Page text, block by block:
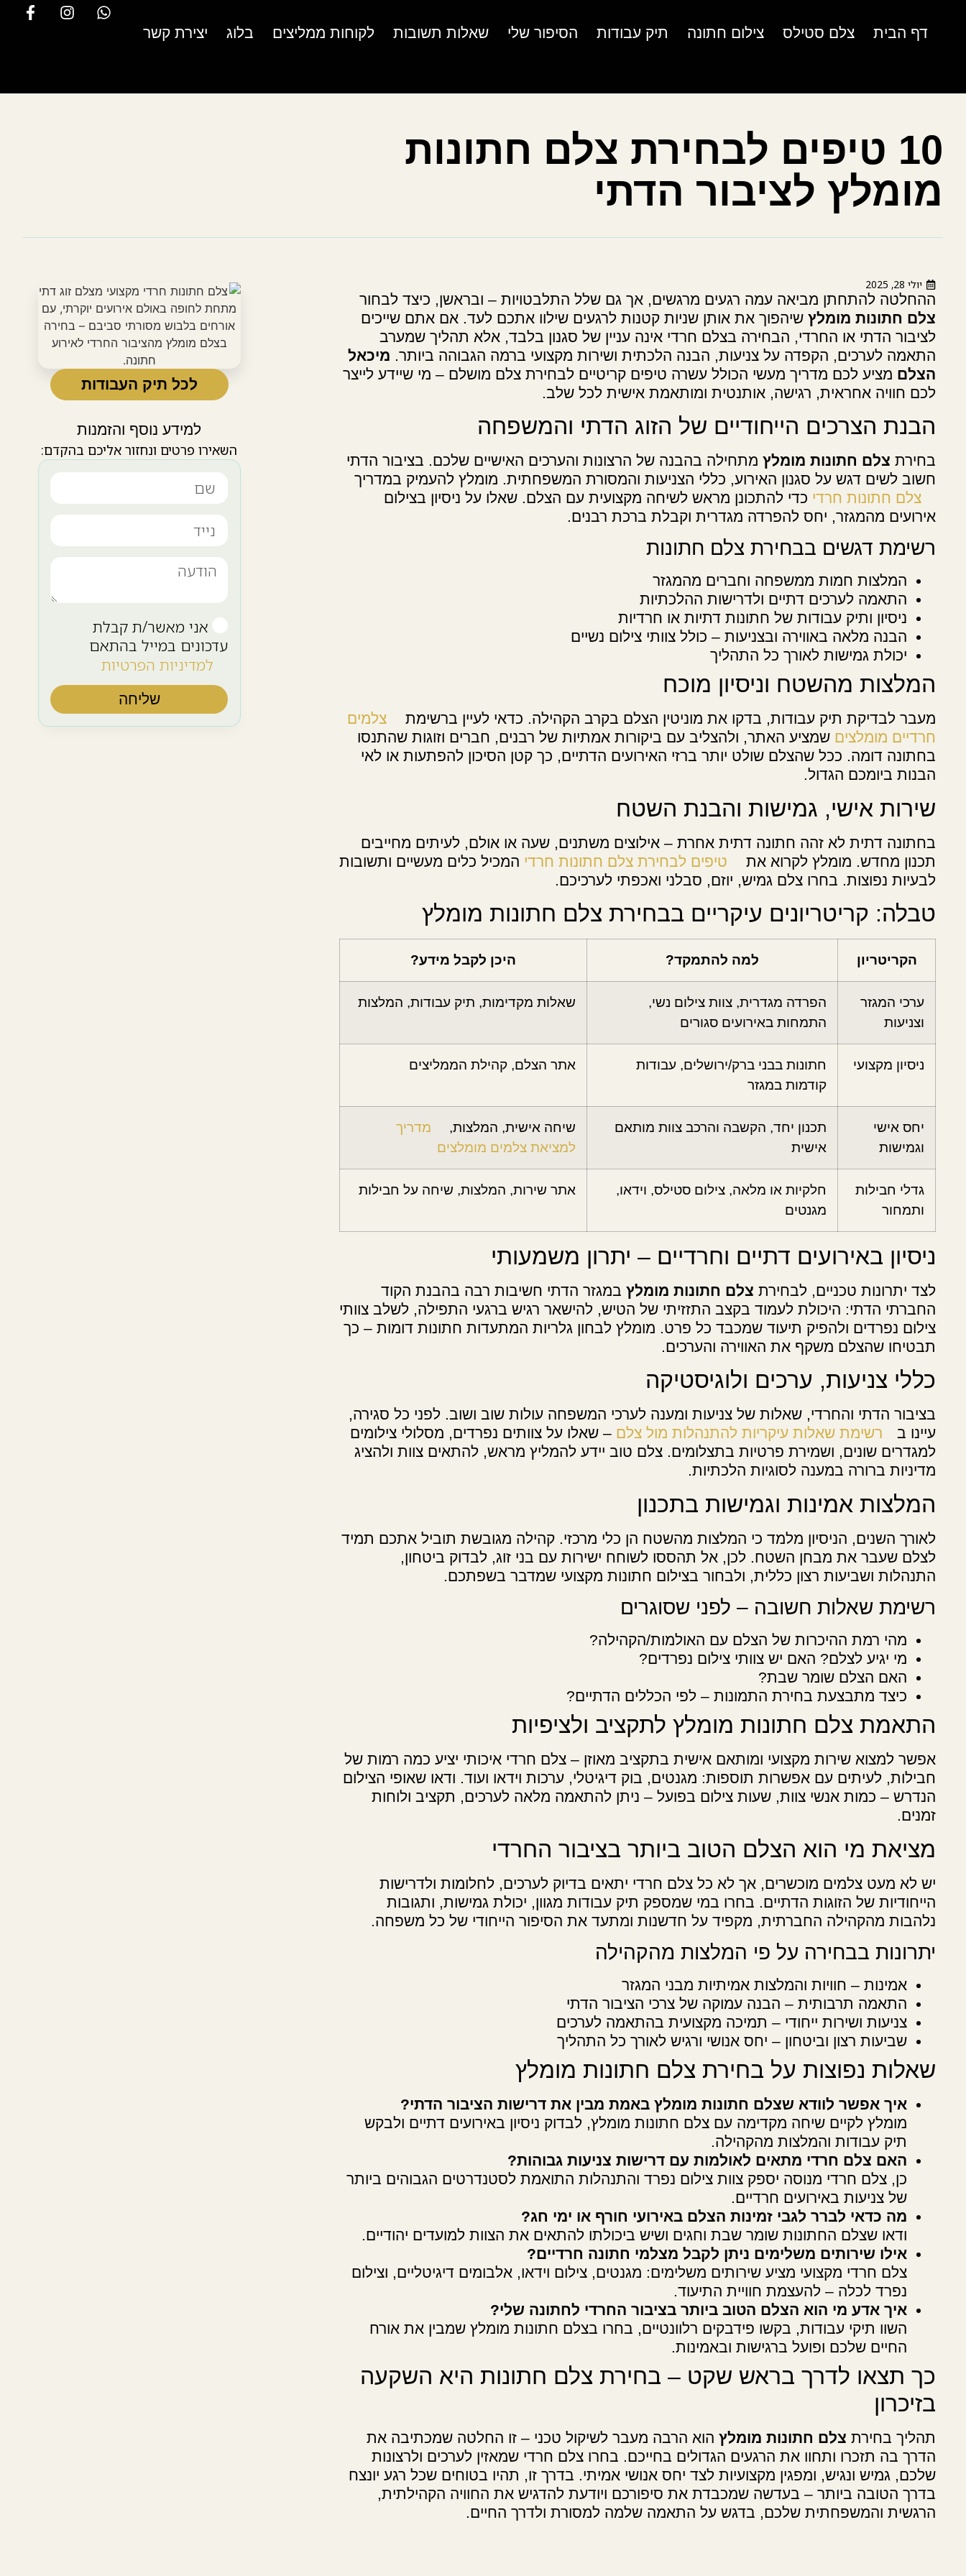
דף הבית צלם סטילס צילום חתונה תיק עבודות הסיפור שלי שאלות תשובות לקוחות ממליצים בלוג יצירת קשר
10 טיפים לבחירת צלם חתונות
מומלץ לציבור הדתי
יולי 28, 2025
ההחלטה להתחתן מביאה עמה רגעים מרגשים, אך גם שלל התלבטויות – ובראשן, כיצד לבחור
צלם חתונות מומלץ שיהפוך את אותן שניות קטנות לרגעים שילוו אתכם לעד. אם אתם שייכים
לציבור הדתי או החרדי, הבחירה בצלם חרדי אינה עניין של סגנון בלבד, אלא תהליך שמערב
התאמה לערכים, הקפדה על צניעות, הבנה הלכתית ושירות מקצועי ברמה הגבוהה ביותר. מיכאל
הצלם מציע לכם מדריך מעשי הכולל עשרה טיפים קריטיים לבחירת צלם מושלם – מי שיידע לייצר
לכם חוויה אחראית, רגישה, אותנטית ומותאמת אישית לכל שלב.
הבנת הצרכים הייחודיים של הזוג הדתי והמשפחה
בחירת צלם חתונות מומלץ מתחילה בהבנה של הרצונות והערכים האישיים שלכם. בציבור הדתי
חשוב לשים דגש על סגנון האירוע, כללי הצניעות והמסורת המשפחתית. מומלץ להעמיק במדריך
צלם חתונות חרדי כדי להתכונן מראש לשיחה מקצועית עם הצלם. שאלו על ניסיון בצילום
אירועים מהמגזר, יחס להפרדה מגדרית וקבלת ברכת רבנים.
רשימת דגשים בבחירת צלם חתונות
המלצות חמות ממשפחה וחברים מהמגזר
התאמה לערכים דתיים ולדרישות ההלכתיות
ניסיון ותיק עבודות של חתונות דתיות או חרדיות
הבנה מלאה באווירה ובצניעות – כולל צוותי צילום נשיים
יכולת גמישות לאורך כל התהליך
המלצות מהשטח וניסיון מוכח
מעבר לבדיקת תיק עבודות, בדקו את מוניטין הצלם בקרב הקהילה. כדאי לעיין ברשימת
צלמים
חרדיים מומלצים שמציע האתר, ולהצליב עם ביקורות אמתיות של רבנים, חברים וזוגות שהתנסו
בחתונה דומה. ככל שהצלם שולט יותר ברזי האירועים הדתיים, כך קטן הסיכון להפתעות או לאי
הבנות ביומכם הגדול.
שירות אישי, גמישות והבנת השטח
בחתונה דתית לא זהה חתונה דתית אחרת – אילוצים משתנים, שעה או אולם, לעיתים מחייבים
תכנון מחדש. מומלץ לקרוא את
טיפים לבחירת צלם חתונות חרדי המכיל כלים מעשיים ותשובות
לבעיות נפוצות. בחרו צלם גמיש, יוזם, סבלני ואכפתי לערכיכם.
טבלה: קריטריונים עיקריים בבחירת צלם חתונות מומלץ
הקריטריון למה להתמקד? היכן לקבל מידע?
ערכי המגזר
וצניעות
הפרדה מגדרית, צוות צילום נשי,
התמחות באירועים סגורים
שאלות מקדימות, תיק עבודות, המלצות
ניסיון מקצועי
חתונות בבני ברק/ירושלים, עבודות
קודמות במגזר
אתר הצלם, קהילת הממליצים
יחס אישי
וגמישות
תכנון יחד, הקשבה והרכב צוות מותאם
אישית
שיחה אישית, המלצות,
מדריך
למציאת צלמים מומלצים
גדלי חבילות
ותמחור
חלקיות או מלאה, צילום סטילס, וידאו,
מגנטים
אתר שירות, המלצות, שיחה על חבילות
ניסיון באירועים דתיים וחרדיים – יתרון משמעותי
לצד יתרונות טכניים, לבחירת צלם חתונות מומלץ במגזר הדתי חשיבות רבה בהבנת הקוד
החברתי הדתי: היכולת לעמוד בקצב התזזיתי של הטיש, להישאר רגיש ברגעי התפילה, לשלב צוותי
צילום נפרדים ולהפיק תיעוד שמכבד כל פרט. מומלץ לבחון גלריות המתעדות חתונות דומות – כך
תבטיחו שהצלם משקף את האווירה והערכים.
כללי צניעות, ערכים ולוגיסטיקה
בציבור הדתי והחרדי, שאלות של צניעות ומענה לערכי המשפחה עולות שוב ושוב. לפני כל סגירה,
עיינו ב
רשימת שאלות עיקריות להתנהלות מול צלם – שאלו על צוותים נפרדים, מסלולי צילומים
למגדרים שונים, ושמירת פרטיות בתצלומים. צלם טוב יידע להמליץ מראש, להתאים צוות ולהציג
מדיניות ברורה במענה לסוגיות הלכתיות.
המלצות אמינות וגמישות בתכנון
לאורך השנים, הניסיון מלמד כי המלצות מהשטח הן כלי מרכזי. קהילה מגובשת תוביל אתכם תמיד
לצלם שעבר את מבחן השטח. לכן, אל תהססו לשוחח ישירות עם בני זוג, לבדוק ביטחון,
התנהלות ושביעות רצון כללית, ולבחור בצילום חתונות מקצועי שמדבר בשפתכם.
רשימת שאלות חשובה – לפני שסוגרים
מהי רמת ההיכרות של הצלם עם האולמות/הקהילה?
מי יגיע לצלם? האם יש צוותי צילום נפרדים?
האם הצלם שומר שבת?
כיצד מתבצעת בחירת התמונות – לפי הכללים הדתיים?
התאמת צלם חתונות מומלץ לתקציב ולציפיות
אפשר למצוא שירות מקצועי ומותאם אישית בתקציב מאוזן – צלם חרדי איכותי יציע כמה רמות של
חבילות, לעיתים עם אפשרות תוספות: מגנטים, בוק דיגיטלי, ערכות וידאו ועוד. ודאו שאופי הצילום
הנדרש – כמות אנשי צוות, שעות צילום בפועל – ניתן להתאמה מלאה לערכים, תקציב ולוחות
זמנים.
מציאת מי הוא הצלם הטוב ביותר בציבור החרדי
יש לא מעט צלמים מוכשרים, אך לא כל צלם חרדי יתאים בדיוק לערכים, לחלומות ולדרישות
הייחודיות של הזוגות הדתיים. בחרו במי שמספק תיק עבודות מגוון, יכולת גמישות, ותגובות
נלהבות מהקהילה החברתית, מקפיד על חדשנות ומתעד את הסיפור הייחודי של כל משפחה.
יתרונות בבחירה על פי המלצות מהקהילה
אמינות – חוויות והמלצות אמיתיות מבני המגזר
התאמה תרבותית – הבנה עמוקה של צרכי הציבור הדתי
צניעות ושירות ייחודי – תמיכה מקצועית בהתאמה לערכים
שביעות רצון וביטחון – יחס אנושי ורגיש לאורך כל התהליך
שאלות נפוצות על בחירת צלם חתונות מומלץ
איך אפשר לוודא שצלם חתונות מומלץ באמת מבין את דרישות הציבור הדתי?
מומלץ לקיים שיחה מקדימה עם צלם חתונות מומלץ, לבדוק ניסיון באירועים דתיים ולבקש
תיק עבודות והמלצות מהקהילה.
האם צלם חרדי מתאים לאולמות עם דרישות צניעות גבוהות?
כן, צלם חרדי מנוסה יספק צוות צילום נפרד והתנהלות התואמת לסטנדרטים הגבוהים ביותר
של צניעות באירועים חרדיים.
מה כדאי לברר לגבי זמינות הצלם באירועי חורף או ימי חג?
ודאו שצלם החתונות שומר שבת וחגים ושיש ביכולתו להתאים את הצוות למועדים יהודיים.
אילו שירותים משלימים ניתן לקבל מצלמי חתונה חרדיים?
צלם חרדי מקצועי מציע שירותים משלימים: מגנטים, צילום וידאו, אלבומים דיגיטליים, וצילום
נפרד לכלה – להעצמת חוויית התיעוד.
איך אדע מי הוא הצלם הטוב ביותר בציבור החרדי לחתונה שלי?
השוו תיקי עבודות, בקשו פידבקים רלוונטיים, בחרו בצלם חתונות מומלץ שמבין את אורח
החיים שלכם ופועל ברגישות ובאמינות.
כך תצאו לדרך בראש שקט – בחירת צלם חתונות היא השקעה
בזיכרון
תהליך בחירת צלם חתונות מומלץ הוא הרבה מעבר לשיקול טכני – זו החלטה שמכתיבה את
הדרך בה תזכרו ותחוו את הרגעים הגדולים בחייכם. בחרו צלם חרדי שמאזין לערכים ולרצונות
שלכם, גמיש ונגיש, ומפגין מקצועיות לצד יחס אנושי אמיתי. בדרך זו, תהיו בטוחים שכל רגע יונצח
בדרך הטובה ביותר – בעדשה שמכבדת את סיפורכם ויודעת להדגיש את החוויה הקהילתית,
הרגשית והמשפחתית שלכם, בדגש על התאמה שלמה למסורת ולדרך החיים.
לכל תיק העבודות
למידע נוסף והזמנות
השאירו פרטים ונחזור אליכם בהקדם:
אני מאשר/ת קבלת
עדכונים במייל בהתאם
למדיניות הפרטיות
שליחה